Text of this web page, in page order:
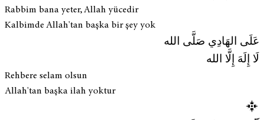
Rabbim bana yeter, Allah yücedir
Kalbimde Allah'tan başka bir şey yok
عَلَى الهَادِي صَلَّى الله
لَا إِلَهَ إِلَّا الله
Rehbere selam olsun
Allah'tan başka ilah yoktur